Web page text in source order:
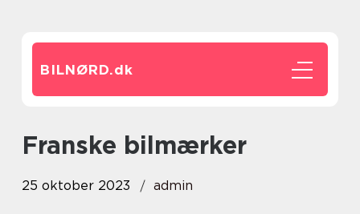
BILNØRD.dk
franske bilmærker
25 oktober 2023 admin